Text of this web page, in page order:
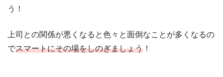
う！
上司との関係が悪くなると色々と面倒なことが多くなるの
でスマートにその場をしのぎましょう ！